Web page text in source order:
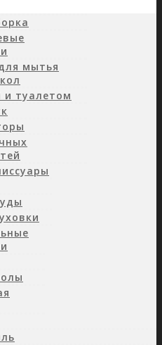
мытья
и туалетом